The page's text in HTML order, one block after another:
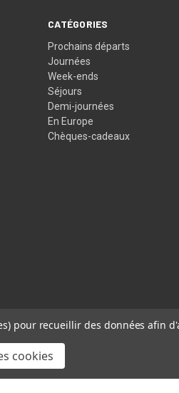
CATÉGORIES
Prochains départs
Journées
Week-ends
Séjours
Demi-journées
En Europe
Chèques-cadeaux
pour recueillir des données afin
cookies